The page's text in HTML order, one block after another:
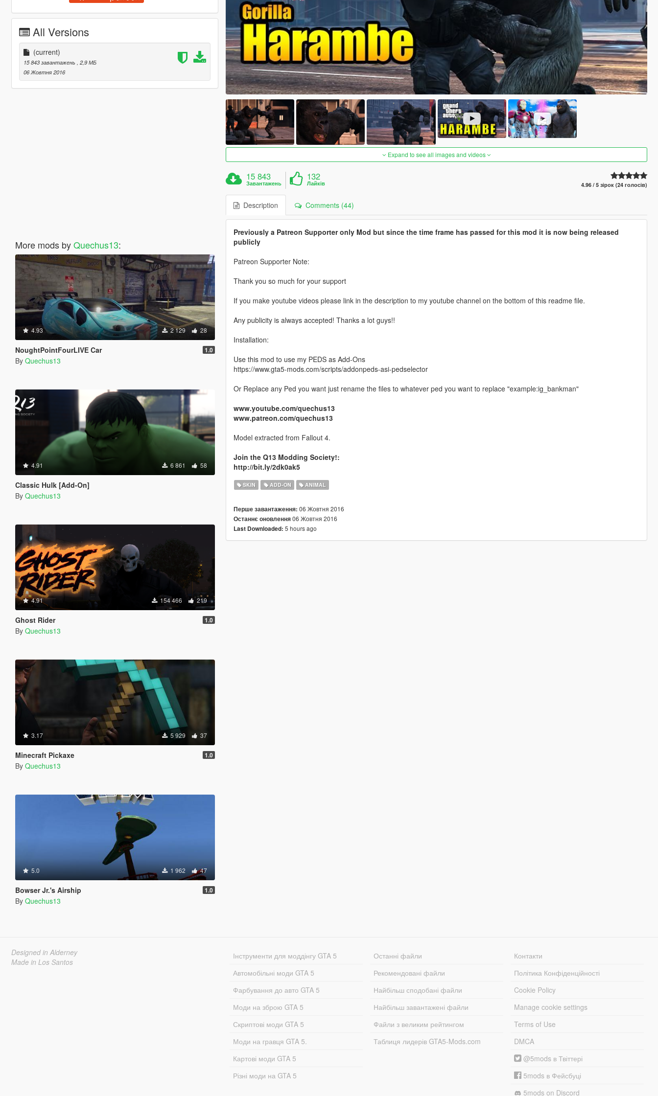
All Versions
(current)
15 843 завантажень
, 2,9 МБ
06 Жовтня 2016
More mods byQuechus13:
4.93 2 129 28
NoughtPointFourLIVE Car 1.0
By Quechus13
4.91 6 861 58
Classic Hulk [Add-On]
By Quechus13
4.91 154 466 219
Ghost Rider 1.0
By Quechus13
3.17 5 929 37
Minecraft Pickaxe 1.0
By Quechus13
5.0 1 962 47
Bowser Jr.'s Airship 1.0
By Quechus13
Expand to see all images and videos
15 843
Завантажень
132
Лайків 4.96 / 5 зірок (24 голосів)
Description Comments (44)
Previously a Patreon Supporter only Mod but since the time frame has passed for this mod it is now being released
publicly
Patreon Supporter Note:
Thank you so much for your support
If you make youtube videos please link in the description to my youtube channel on the bottom of this readme file.
Any publicity is always accepted! Thanks a lot guys!!
Installation:
Use this mod to use my PEDS as Add-Ons
https://www.gta5-mods.com/scripts/addonpeds-asi-pedselector
Or Replace any Ped you want just rename the files to whatever ped you want to replace "example:ig_bankman"
www.youtube.com/quechus13
www.patreon.com/quechus13
Model extracted from Fallout 4.
Join the Q13 Modding Society!:
http://bit.ly/2dk0ak5
SKIN ADD-ON ANIMAL
Перше завантаження: 06 Жовтня 2016
Останнє оновлення06 Жовтня 2016
Last Downloaded: 5 hours ago
Designed in Alderney
Made in Los Santos
Інструменти для моддінгу GTA 5
Автомобільні моди GTA 5
Фарбування до авто GTA 5
Моди на зброю GTA 5
Скриптові моди GTA 5
Моди на гравця GTA 5.
Картові моди GTA 5
Різні моди на GTA 5
Останні файли
Рекомендовані файли
Найбільш сподобані файли
Найбільш завантажені файли
Файли з великим рейтингом
Таблиця лидерів GTA5-Mods.com
Контакти
Політика Конфіденційності
Cookie Policy
Manage cookie settings
Terms of Use
DMCA
@5mods в Твіттері
5mods в Фейсбуці
5mods on Discord